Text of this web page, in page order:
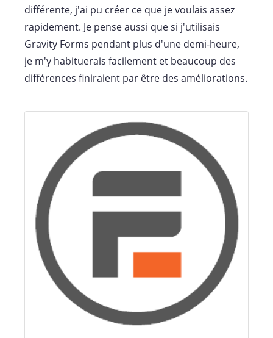
différente, j'ai pu créer ce que je voulais assez
rapidement. Je pense aussi que si j'utilisais
Gravity Forms pendant plus d'une demi-heure,
je m'y habituerais facilement et beaucoup des
différences finiraient par être des améliorations.